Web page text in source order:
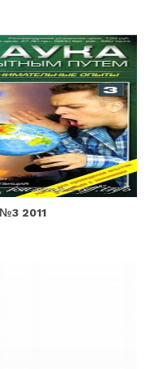
2011